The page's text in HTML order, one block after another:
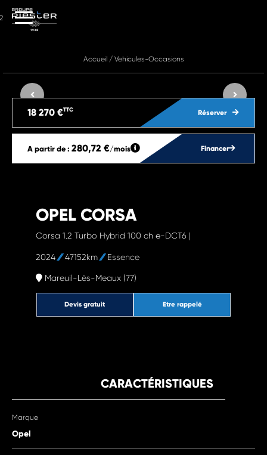
Accueil/ Vehicules-Occasions
Réserver
18 270 €TTC
Financer
A partir de : 280,72 €/mois
OPEL CORSA
Corsa 1.2 Turbo Hybrid 100 ch e-DCT6 |
2024 47152km Essence
Mareuil-Lès-Meaux (77)
Etre rappelé
Devis gratuit
CARACTÉRISTIQUES
Marque
Opel